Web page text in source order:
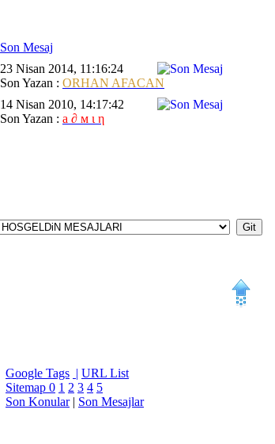
Son Mesaj
23 Nisan 2014, 11:16:24
Son Yazan : ORHAN AFACAN
14 Nisan 2010, 14:17:42
Son Yazan : a ∂ м ι η
Google Tags | URL List
Sitemap 0 1 2 3 4 5
Son Konular| Son Mesajlar